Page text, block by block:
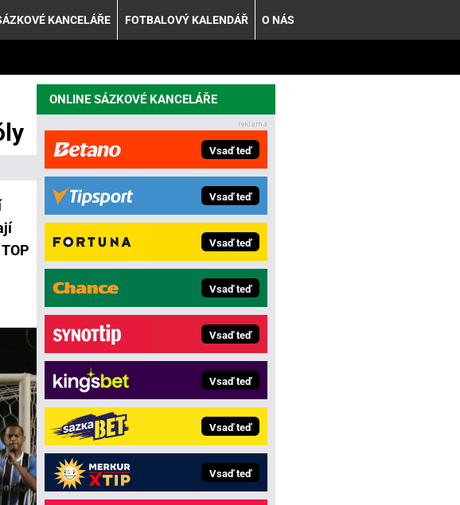
KANCELÁŘE FOTBALOVÝ KALENDÁŘ O NÁS
ONLINE SÁZKOVÉ KANCELÁŘE
Vsaď teď
Vsaď teď
Vsaď teď
Vsaď teď
Vsaď teď
Vsaď teď
Vsaď teď
Vsaď teď